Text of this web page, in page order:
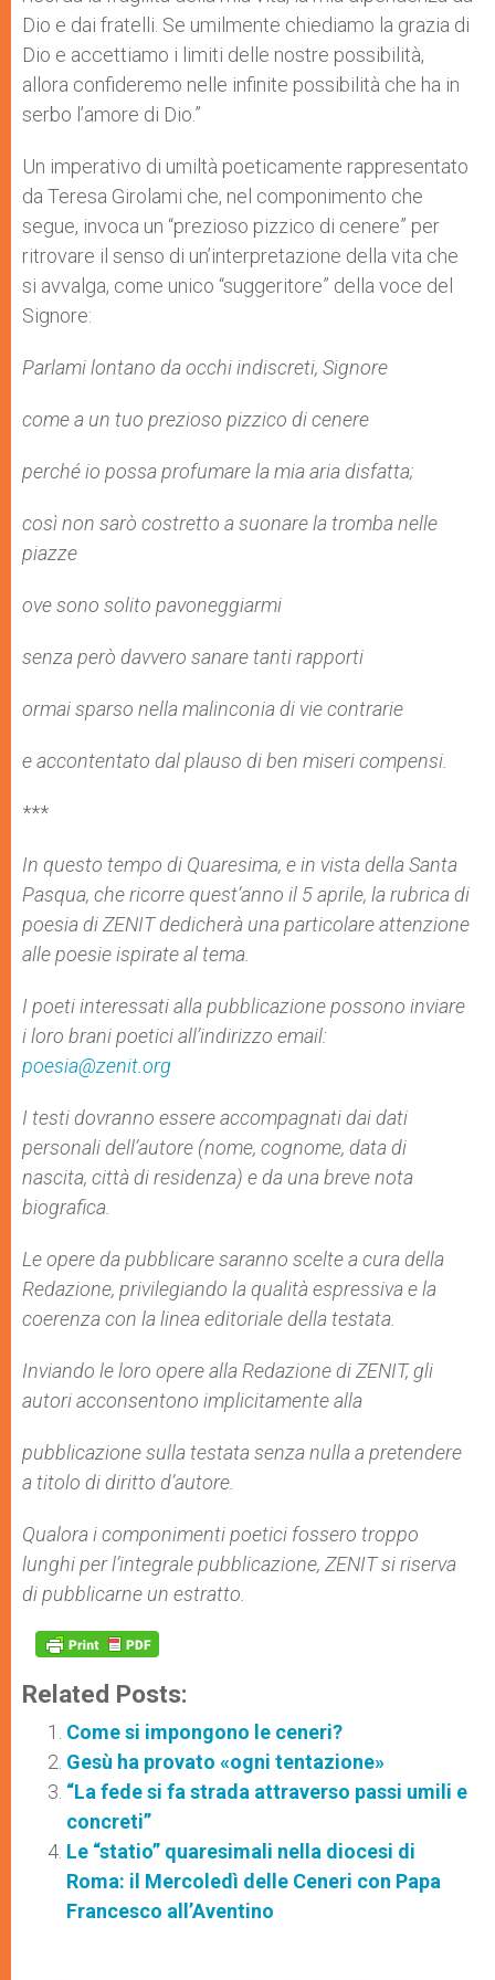
Dio e dai fratelli. Se umilmente chiediamo la grazia di
Dio e accettiamo i limiti delle nostre possibilità,
allora confideremo nelle infinite possibilità che ha in
serbo l’amore di Dio.”
Un imperativo di umiltà poeticamente rappresentato
da Teresa Girolami che, nel componimento che
segue, invoca un “prezioso pizzico di cenere” per
ritrovare il senso di un’interpretazione della vita che
si avvalga, come unico “suggeritore” della voce del
Signore:
Parlami lontano da occhi indiscreti, Signore
come a un tuo prezioso pizzico di cenere
perché io possa profumare la mia aria disfatta;
così non sarò costretto a suonare la tromba nelle
piazze
ove sono solito pavoneggiarmi
senza però davvero sanare tanti rapporti
ormai sparso nella malinconia di vie contrarie
e accontentato dal plauso di ben miseri compensi.
***
In questo tempo di Quaresima, e in vista della Santa
Pasqua, che ricorre quest’anno il 5 aprile, la rubrica di
poesia di ZENIT dedicherà una particolare attenzione
alle poesie ispirate al tema.
I poeti interessati alla pubblicazione possono inviare
i loro brani poetici all’indirizzo email:
poesia@zenit.org
I testi dovranno essere accompagnati dai dati
personali dell’autore (nome, cognome, data di
nascita, città di residenza) e da una breve nota
biografica.
Le opere da pubblicare saranno scelte a cura della
Redazione, privilegiando la qualità espressiva e la
coerenza con la linea editoriale della testata.
Inviando le loro opere alla Redazione di ZENIT, gli
autori acconsentono implicitamente alla
pubblicazione sulla testata senza nulla a pretendere
a titolo di diritto d’autore.
Qualora i componimenti poetici fossero troppo
lunghi per l’integrale pubblicazione, ZENIT si riserva
di pubblicarne un estratto.
Related Posts:
Come si impongono le ceneri?
Gesù ha provato «ogni tentazione»
“La fede si fa strada attraverso passi umili e
concreti”
Le “statio” quaresimali nella diocesi di
Roma: il Mercoledì delle Ceneri con Papa
Francesco all’Aventino